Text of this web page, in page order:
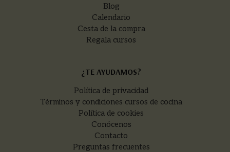
Blog
Calendario
Cesta de la compra
Regala cursos
¿TE AYUDAMOS?
Política de privacidad
Términos y condiciones cursos de cocina
Política de cookies
Conócenos
Contacto
Preguntas frecuentes